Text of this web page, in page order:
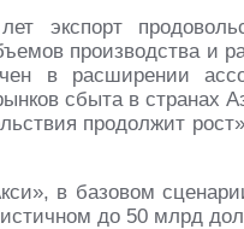
экспорт
производства и
в расширении
сбыта в
продолжит
в базовом
до 50 млрд